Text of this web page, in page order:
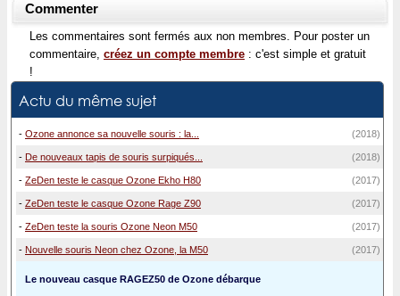
Commenter
Les commentaires sont fermés aux non membres. Pour poster un
commentaire, créez un compte membre : c'est simple et gratuit
!
Actu du même sujet
- Ozone annonce sa nouvelle souris : la... (2018)
- De nouveaux tapis de souris surpiqués... (2018)
- ZeDen teste le casque Ozone Ekho H80 (2017)
- ZeDen teste le casque Ozone Rage Z90 (2017)
- ZeDen teste la souris Ozone Neon M50 (2017)
- Nouvelle souris Neon chez Ozone, la M50 (2017)
Le nouveau casque RAGEZ50 de Ozone débarque